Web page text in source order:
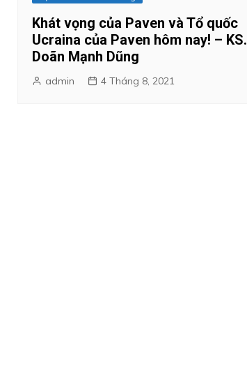
Khát vọng của Paven và Tổ quốc
Ucraina của Paven hôm nay! – KS.
Doãn Mạnh Dũng
admin 4 Tháng 8, 2021